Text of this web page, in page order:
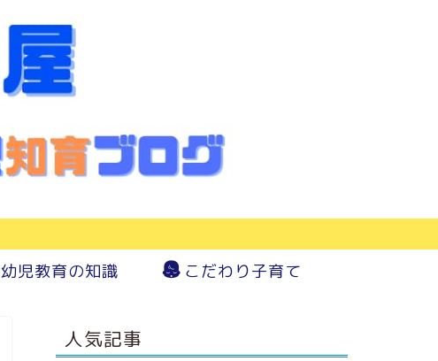
幼児教育の知識 こだわり子育て
人気記事